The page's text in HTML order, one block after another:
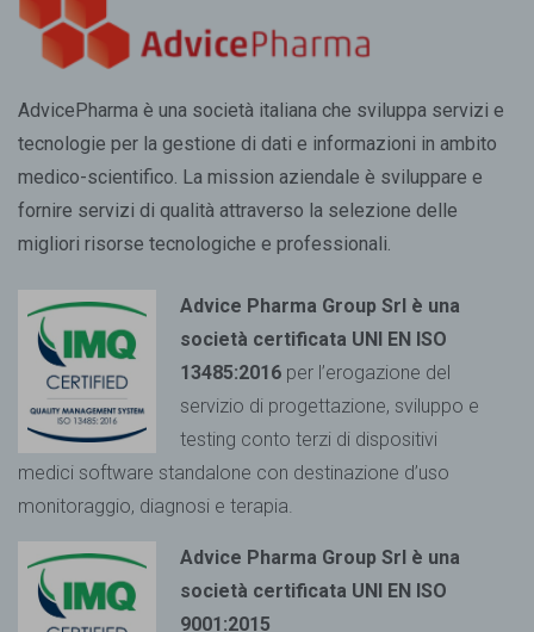
AdvicePharma è una società italiana che sviluppa servizi e
tecnologie per la gestione di dati e informazioni in ambito
medico-scientifico. La mission aziendale è sviluppare e
fornire servizi di qualità attraverso la selezione delle
migliori risorse tecnologiche e professionali.
Advice Pharma Group Srl è una
società certificata UNI EN ISO
13485:2016 per l’erogazione del
servizio di progettazione, sviluppo e
testing conto terzi di dispositivi
medici software standalone con destinazione d’uso
monitoraggio, diagnosi e terapia.
Advice Pharma Group Srl è una
società certificata UNI EN ISO
9001:2015